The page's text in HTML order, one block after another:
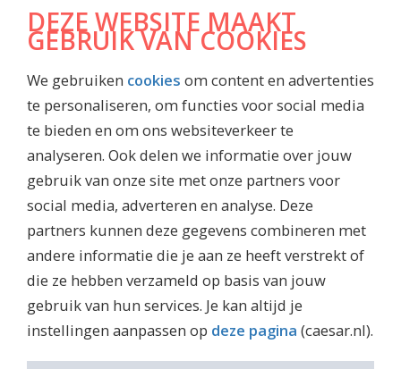
DEZE WEBSITE MAAKT
GEBRUIK VAN COOKIES
We gebruiken cookies om content en advertenties
te personaliseren, om functies voor social media
te bieden en om ons websiteverkeer te
analyseren. Ook delen we informatie over jouw
gebruik van onze site met onze partners voor
social media, adverteren en analyse. Deze
partners kunnen deze gegevens combineren met
andere informatie die je aan ze heeft verstrekt of
die ze hebben verzameld op basis van jouw
gebruik van hun services. Je kan altijd je
instellingen aanpassen op deze pagina (caesar.nl).
Algemene Voorwaarden
Inkoopvoorwaarden
Maatschappelijk jaarverslag
Jubileummagazine
DISCLAIMER
Privacy Policy
Security Policy Caesar Groep
Cookies